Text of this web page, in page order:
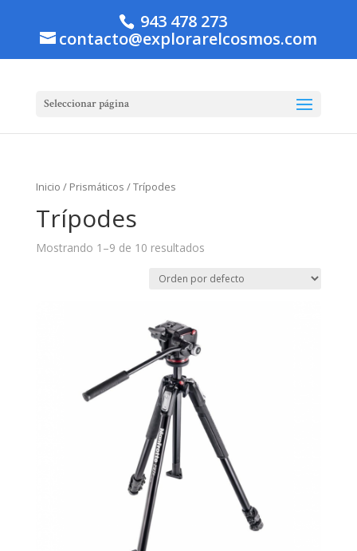
943 478 273
contacto@explorarelcosmos.com
Seleccionar página
Inicio / Prismáticos / Trípodes
Trípodes
Mostrando 1–9 de 10 resultados